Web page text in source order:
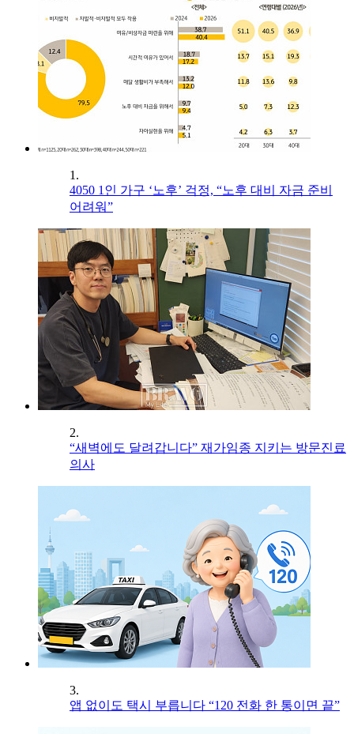
1.
4050 1인 가구 ‘노후’ 걱정, “노후 대비 자금 준비
어려워”
2.
“새벽에도 달려갑니다” 재가임종 지키는 방문진료
의사
3.
앱 없이도 택시 부릅니다 “120 전화 한 통이면 끝”